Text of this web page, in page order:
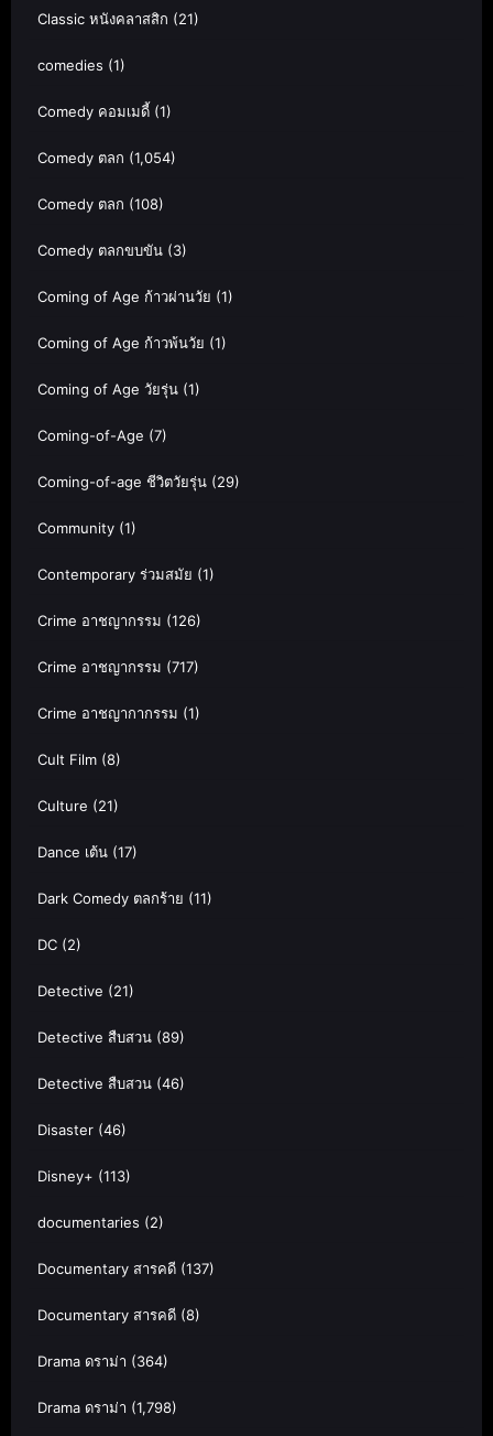
Classic หนังคลาสสิก (21)
comedies (1)
Comedy คอมเมดี้ (1)
Comedy ตลก (1,054)
Comedy ตลก (108)
Comedy ตลกขบขัน (3)
Coming of Age ก้าวผ่านวัย (1)
Coming of Age ก้าวพ้นวัย (1)
Coming of Age วัยรุ่น (1)
Coming-of-Age (7)
Coming-of-age ชีวิตวัยรุ่น (29)
Community (1)
Contemporary ร่วมสมัย (1)
Crime อาชญากรรม (126)
Crime อาชญากรรม (717)
Crime อาชญากากรรม (1)
Cult Film (8)
Culture (21)
Dance เต้น (17)
Dark Comedy ตลกร้าย (11)
DC (2)
Detective (21)
Detective สืบสวน (89)
Detective สืบสวน (46)
Disaster (46)
Disney+ (113)
documentaries (2)
Documentary สารคดี (137)
Documentary สารคดี (8)
Drama ดราม่า (364)
Drama ดราม่า (1,798)